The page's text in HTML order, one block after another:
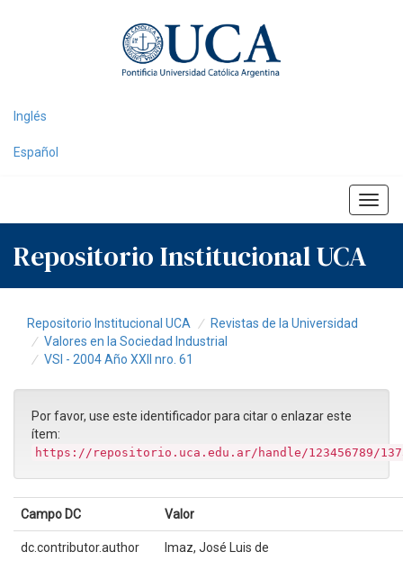
Inglés
Español
Repositorio Institucional UCA
Repositorio Institucional UCA
Revistas de la Universidad
Valores en la Sociedad Industrial
VSI - 2004 Año XXII nro. 61
Por favor, use este identificador para citar o enlazar este
ítem:
https://repositorio.uca.edu.ar/handle/123456789/
Campo DC Valor
dc.contributor.author Imaz, José Luis de